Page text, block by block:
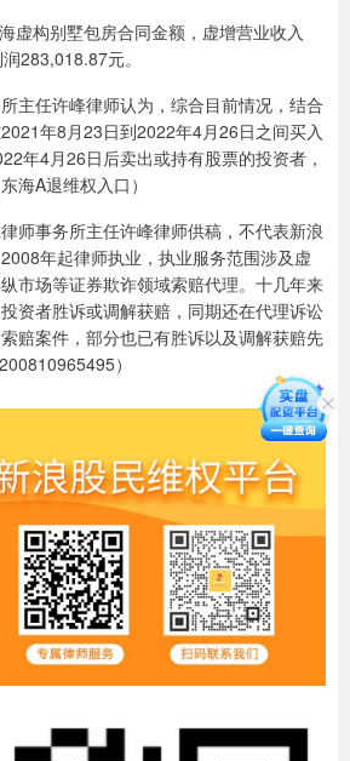
构别墅包房合同金额，虚增营业收入
283,018.87元。
任许峰律师认为，综合目前情况，结合
年8月23日到2022年4月26日之间买入
年4月26日后卖出或持有股票的投资者，
海A退维权入口）
事务所主任许峰律师供稿，不代表新浪
年起律师执业，执业服务范围涉及虚
市场等证券欺诈领域索赔代理。十几年来
资者胜诉或调解获赔，同期还在代理诉讼
赔案件，部分也已有胜诉以及调解获赔先
）